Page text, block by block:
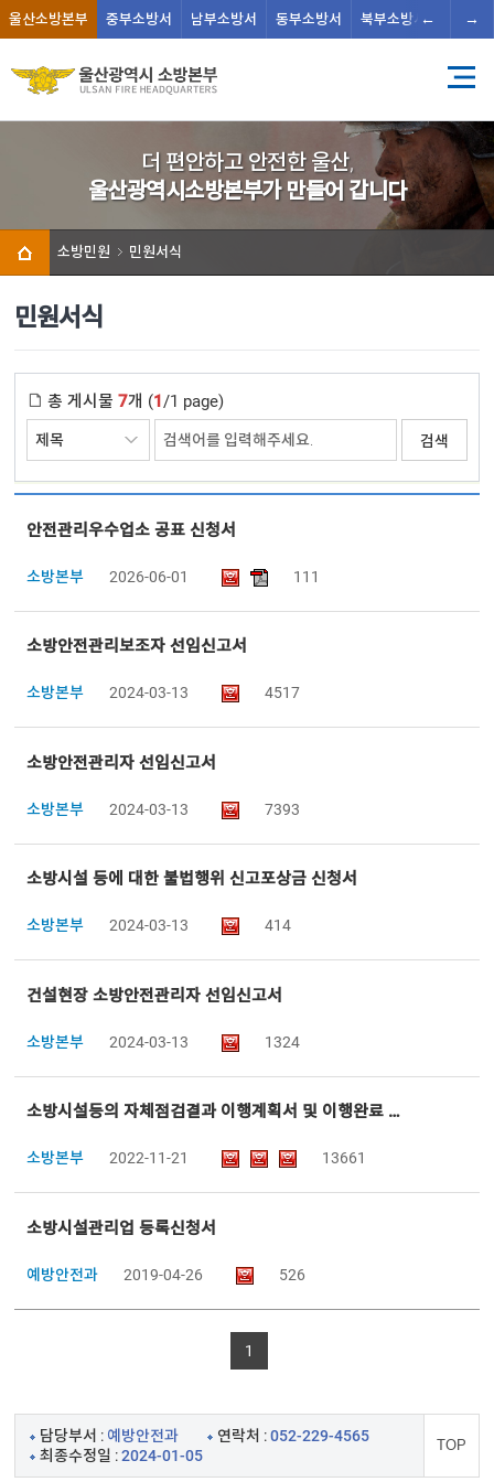
←
울산소방본부 중부소방서 남부소방서 동부소방서 북부소방서 남울주
→
더 편안하고 안전한 울산,
울산광역시소방본부가 만들어 갑니다
소방민원 민원서식
민원서식
총 게시물7개 (1/1 page)
검색
안전관리우수업소 공표 신청서
소방본부 2026-06-01 111
소방안전관리보조자 선임신고서
소방본부 2024-03-13 4517
소방안전관리자 선임신고서
소방본부 2024-03-13 7393
소방시설 등에 대한 불법행위 신고포상금 신청서
소방본부 2024-03-13 414
건설현장 소방안전관리자 선임신고서
소방본부 2024-03-13 1324
소방시설등의 자체점검결과 이행계획서 및 이행완료 보고서
소방본부 2022-11-21 13661
소방시설관리업 등록신청서
예방안전과 2019-04-26 526
1
담당부서 : 예방안전과 연락처 :052-229-4565
최종수정일 :2024-01-05
TOP